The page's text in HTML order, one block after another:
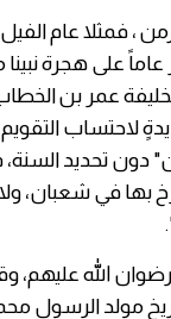
، فمثلا عام
على هجرة
عمر بن
لاحتساب
تحديد
بها في شعبان،
الله عليهم،
مولد الرسول